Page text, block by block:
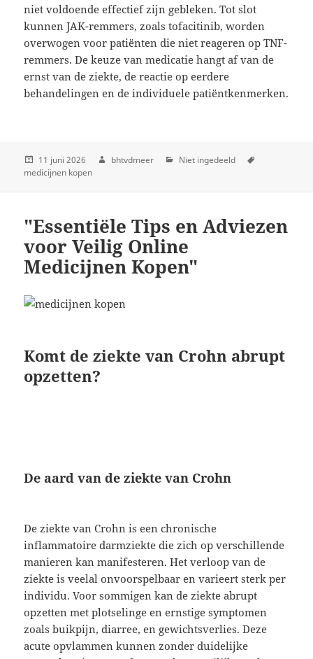
niet voldoende effectief zijn gebleken. Tot slot
kunnen JAK-remmers, zoals tofacitinib, worden
overwogen voor patiënten die niet reageren op TNF-
remmers. De keuze van medicatie hangt af van de
ernst van de ziekte, de reactie op eerdere
behandelingen en de individuele patiëntkenmerken.
11 juni 2026 bhtvdmeer
Niet ingedeeld
medicijnen kopen
"Essentiële Tips en Adviezen
voor Veilig Online
Medicijnen Kopen"
Komt de ziekte van Crohn abrupt
opzetten?
De aard van de ziekte van Crohn
De ziekte van Crohn is een chronische
inflammatoire darmziekte die zich op verschillende
manieren kan manifesteren. Het verloop van de
ziekte is veelal onvoorspelbaar en varieert sterk per
individu. Voor sommigen kan de ziekte abrupt
opzetten met plotselinge en ernstige symptomen
zoals buikpijn, diarree, en gewichtsverlies. Deze
acute opvlammen kunnen zonder duidelijke